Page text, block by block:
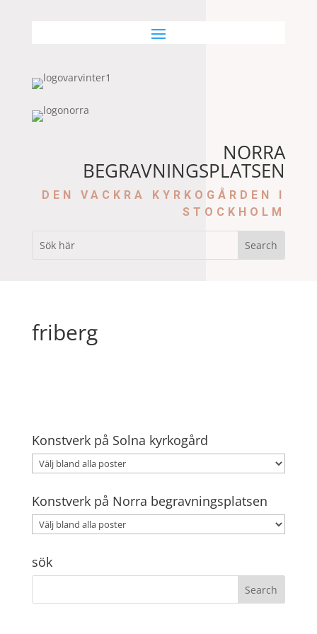
NORRA
BEGRAVNINGSPLATSEN
DEN VACKRA KYRKOGÅRDEN I
STOCKHOLM
friberg
Konstverk på Solna kyrkogård
Konstverk på Norra begravningsplatsen
sök